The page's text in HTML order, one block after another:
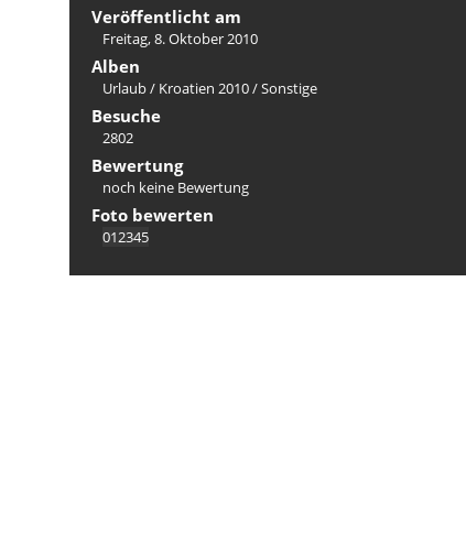
Veröffentlicht am
Freitag, 8. Oktober 2010
Alben
Urlaub/ Kroatien 2010/Sonstige
Besuche
2802
Bewertung
noch keine Bewertung
Foto bewerten